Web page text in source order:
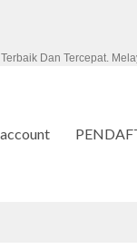
Dan Tercepat.